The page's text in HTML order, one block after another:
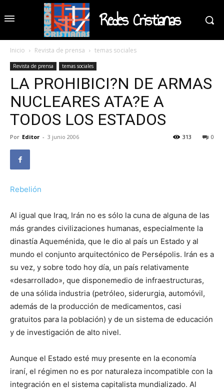
Redes Cristianas
Inicio Revista de prensa temas sociales
Revista de prensa temas sociales
LA PROHIBICI?N DE ARMAS
NUCLEARES ATA?E A
TODOS LOS ESTADOS
Por Editor - 3 junio 2006 0
313
Rebelión
Al igual que Iraq, Irán no es sólo la cuna de alguna de las
más grandes civilizaciones humanas, especialmente la
dinastía Aqueménida, que le dio al país un Estado y al
mundo el conjunto arquitectónico de Persépolis. Irán es a
su vez, y sobre todo hoy día, un país relativamente
«desarrollado», que disponemedio de infraestructuras,
de una sólida industria (petróleo, siderurgia, automóvil,
además de la producción de medicamentos, casi
gratuitos para la población) y de un sistema de educación
y de investigación de alto nivel.
Aunque el Estado esté muy presente en la economía
iraní, el régimen no es por naturaleza incompatible con la
integración en el sistema capitalista mundializado. Al